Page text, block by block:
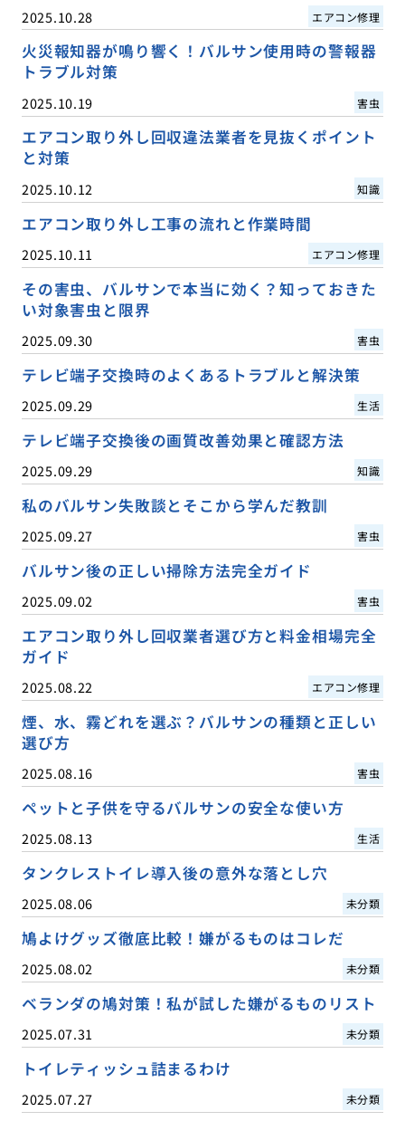
2025.10.28 エアコン修理
火災報知器が鳴り響く！バルサン使用時の警報器
トラブル対策
2025.10.19 害虫
エアコン取り外し回収違法業者を見抜くポイント
と対策
2025.10.12 知識
エアコン取り外し工事の流れと作業時間
2025.10.11 エアコン修理
その害虫、バルサンで本当に効く？知っておきた
い対象害虫と限界
2025.09.30 害虫
テレビ端子交換時のよくあるトラブルと解決策
2025.09.29 生活
テレビ端子交換後の画質改善効果と確認方法
2025.09.29 知識
私のバルサン失敗談とそこから学んだ教訓
2025.09.27 害虫
バルサン後の正しい掃除方法完全ガイド
2025.09.02 害虫
エアコン取り外し回収業者選び方と料金相場完全
ガイド
2025.08.22 エアコン修理
煙、水、霧どれを選ぶ？バルサンの種類と正しい
選び方
2025.08.16 害虫
ペットと子供を守るバルサンの安全な使い方
2025.08.13 生活
タンクレストイレ導入後の意外な落とし穴
2025.08.06 未分類
鳩よけグッズ徹底比較！嫌がるものはコレだ
2025.08.02 未分類
ベランダの鳩対策！私が試した嫌がるものリスト
2025.07.31 未分類
トイレティッシュ詰まるわけ
2025.07.27 未分類